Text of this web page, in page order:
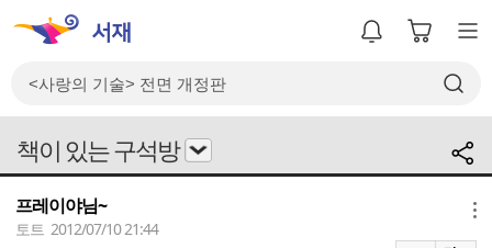
책이 있는 구석방
프레이야님~
토트 2012/07/10 21:44